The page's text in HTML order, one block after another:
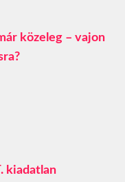
közeleg – vajon
kiadatlan